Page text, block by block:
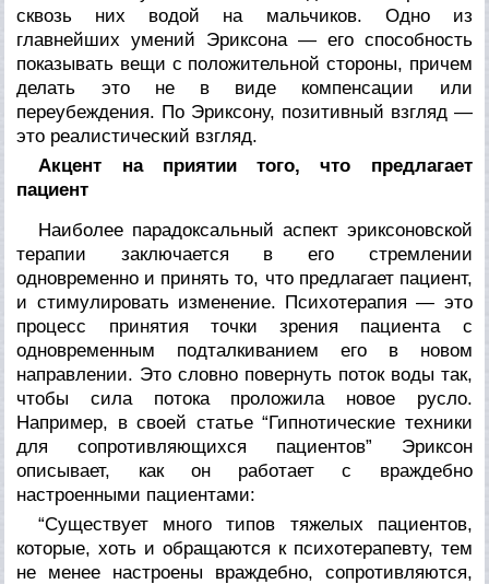
сквозь них водой на мальчиков. Одно из
главнейших умений Эриксона — его способность
показывать вещи с положительной стороны, причем
делать это не в виде компенсации или
переубеждения. По Эриксону, позитивный взгляд —
это реалистический взгляд.
Акцент на приятии того, что предлагает
пациент
Наиболее парадоксальный аспект эриксоновской
терапии зак­лючается в его стремлении
одновременно и принять то, что пред­лагает пациент,
и стимулировать изменение. Психотерапия — это
процесс принятия точки зрения пациента с
одновременным подталкиванием его в новом
направлении. Это словно повер­нуть поток воды так,
чтобы сила потока проложила новое рус­ло.
Например, в своей статье “Гипнотические техники
для со­противляющихся пациентов” Эриксон
описывает, как он рабо­тает с враждебно
настроенными пациентами:
“Существует много типов тяжелых пациентов,
кото­рые, хоть и обращаются к психотерапевту, тем
не менее настроены враждебно, сопротивляются,